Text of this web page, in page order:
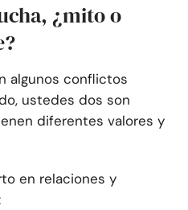
¿mito o
algunos conflictos
ustedes dos son
diferentes valores y
en relaciones y